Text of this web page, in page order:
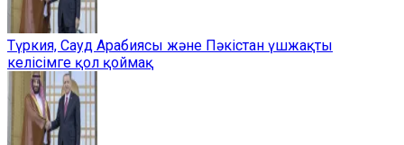
Түркия, Сауд Арабиясы және Пәкістан үшжақты
келісімге қол қоймақ